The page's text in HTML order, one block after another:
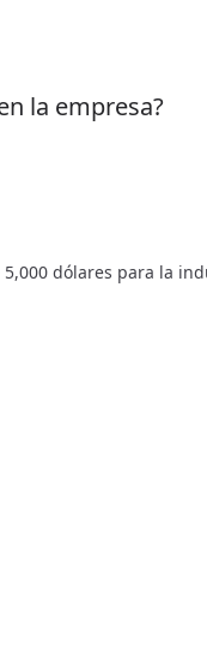
la empresa?
dólares para la